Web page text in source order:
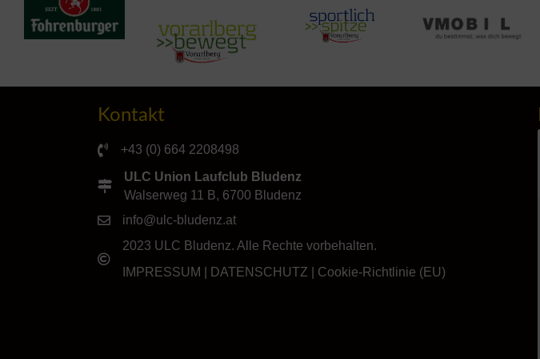
Kontakt
+43 (0) 664 2208498
ULC Union Laufclub Bludenz
Walserweg 11 B, 6700 Bludenz
info@ulc-bludenz.at
2023 ULC Bludenz. Alle Rechte vorbehalten.
IMPRESSUM
DATENSCHUTZ Cookie-Richtlinie (EU)